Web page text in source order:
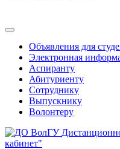
Объявления для
Электронная
Аспиранту
Абитуриенту
Сотруднику
Выпускнику
Волонтеру
кабинет"